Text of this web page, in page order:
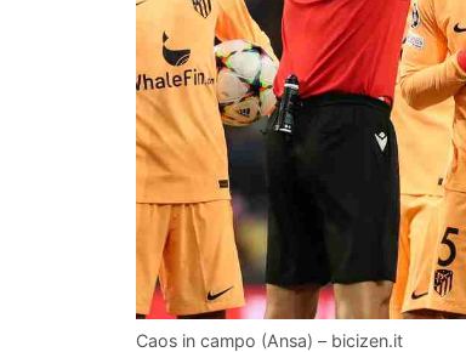
Caos in campo (Ansa) – bicizen.it